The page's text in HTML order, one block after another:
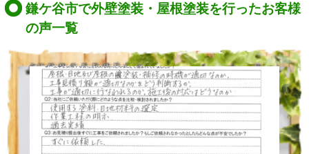
鎌ケ谷市で外壁塗装・屋根塗装を行ったお客様
の声一覧